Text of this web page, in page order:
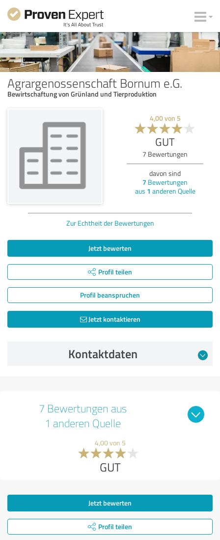
Agrargenossenschaft Bornum e.G.
Bewirtschaftung von Grünland und Tierproduktion
4,00von 5
GUT
7 Bewertungen
davon sind
7 Bewertungen
aus 1 anderen Quelle
Zur Echtheit der Bewertungen
Jetzt bewerten
Profil teilen
Profil beanspruchen
Jetzt kontaktieren
Kontaktdaten
7 Bewertungen aus
1 anderen Quelle
4,00 von 5
GUT
Jetzt bewerten
Profil teilen